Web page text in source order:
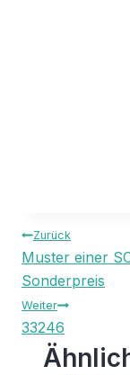
Zurück
Muster einer
Sonderpreis
Weiter
33246